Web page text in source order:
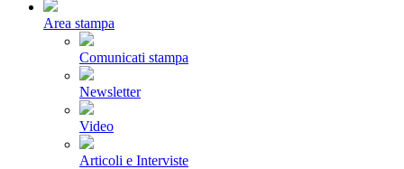
Area stampa
Comunicati stampa
Newsletter
Video
Articoli e Interviste